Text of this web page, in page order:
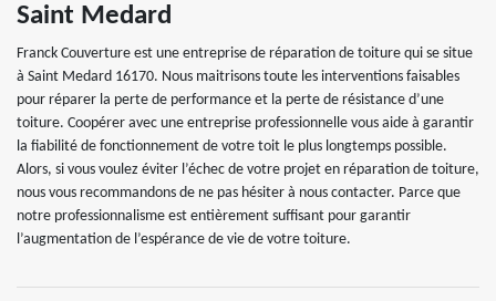
Saint Medard
Franck Couverture est une entreprise de réparation de toiture qui se situe
à Saint Medard 16170. Nous maitrisons toute les interventions faisables
pour réparer la perte de performance et la perte de résistance d’une
toiture. Coopérer avec une entreprise professionnelle vous aide à garantir
la fiabilité de fonctionnement de votre toit le plus longtemps possible.
Alors, si vous voulez éviter l’échec de votre projet en réparation de toiture,
nous vous recommandons de ne pas hésiter à nous contacter. Parce que
notre professionnalisme est entièrement suffisant pour garantir
l’augmentation de l’espérance de vie de votre toiture.